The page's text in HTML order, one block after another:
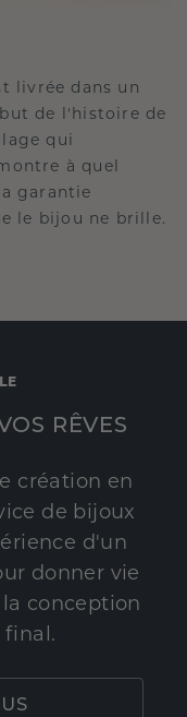
livrée dans un
de l'histoire de
qui
à quel
garantie
le bijou ne brille.
RÊVES
création en
de bijoux
d'un
donner vie
conception